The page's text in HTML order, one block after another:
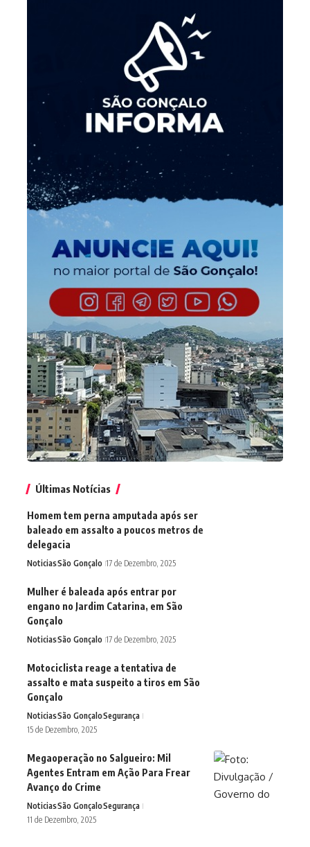
Últimas Notícias
Homem tem perna amputada após ser
baleado em assalto a poucos metros de
delegacia
NoticiasSão Gonçalo 17 de Dezembro, 2025
Mulher é baleada após entrar por
engano no Jardim Catarina, em São
Gonçalo
NoticiasSão Gonçalo 17 de Dezembro, 2025
Motociclista reage a tentativa de
assalto e mata suspeito a tiros em São
Gonçalo
NoticiasSão GonçaloSegurança
15 de Dezembro, 2025
Megaoperação no Salgueiro: Mil
Agentes Entram em Ação Para Frear
Avanço do Crime
NoticiasSão GonçaloSegurança
11 de Dezembro, 2025